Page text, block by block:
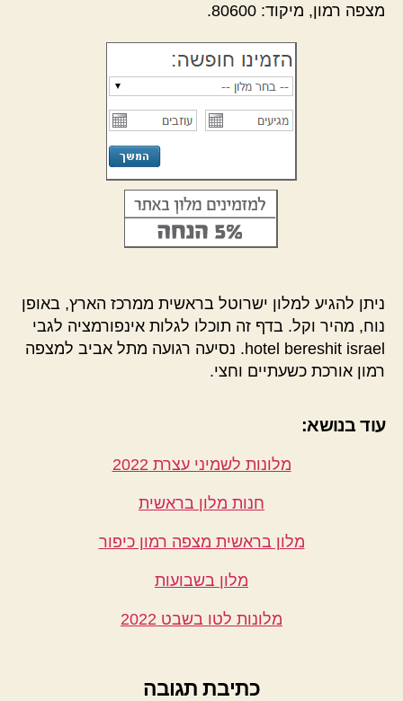
מצפה רמון, מיקוד: 80600.
ניתן להגיע למלון ישרוטל בראשית ממרכז הארץ, באופן
נוח, מהיר וקל. בדף זה תוכלו לגלות אינפורמציה לגבי
hotel bereshit israel. נסיעה רגועה מתל אביב למצפה
רמון אורכת כשעתיים וחצי.
עוד בנושא:
מלונות לשמיני עצרת 2022
חנות מלון בראשית
מלון בראשית מצפה רמון כיפור
מלון בשבועות
מלונות לטו בשבט 2022
כתיבת תגובה